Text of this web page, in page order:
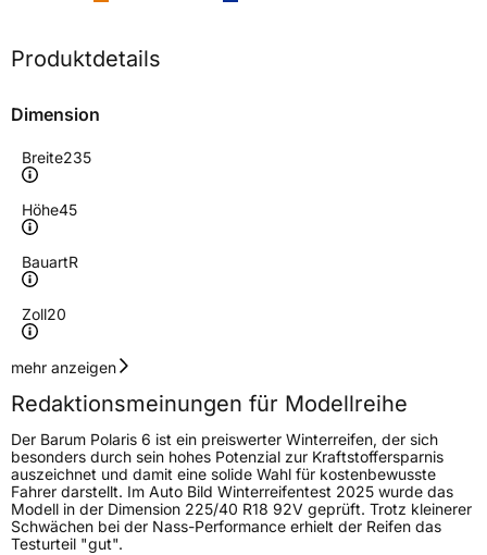
Produktdetails
Dimension
Breite235
Höhe45
BauartR
Zoll20
Geschwindigkeitsindex
Höchstgeschwindigkeit
240 km/h
Lastindex 100
Höchstlast800 kg
Gewicht (in kg)10,200 kg
mehr anzeigen
Redaktionsmeinungen für Modellreihe
Der Barum Polaris 6 ist ein preiswerter Winterreifen, der sich
besonders durch sein hohes Potenzial zur Kraftstoffersparnis
auszeichnet und damit eine solide Wahl für kostenbewusste
Fahrer darstellt. Im Auto Bild Winterreifentest 2025 wurde das
Modell in der Dimension 225/40 R18 92V geprüft. Trotz kleinerer
Schwächen bei der Nass-Performance erhielt der Reifen das
Testurteil "gut".